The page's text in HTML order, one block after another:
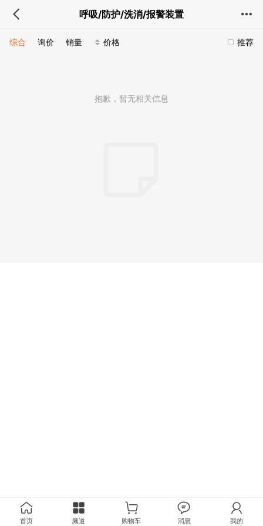
呼吸/防护/洗消/报警装置
推荐
综合 询价 销量 价格
抱歉，暂无相关信息
首页 频道 购物车 消息 我的